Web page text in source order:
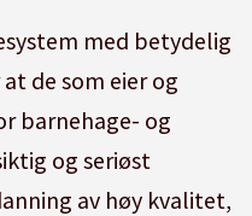
med betydelig
de som eier og
barnehage- og
og seriøst
av høy kvalitet,